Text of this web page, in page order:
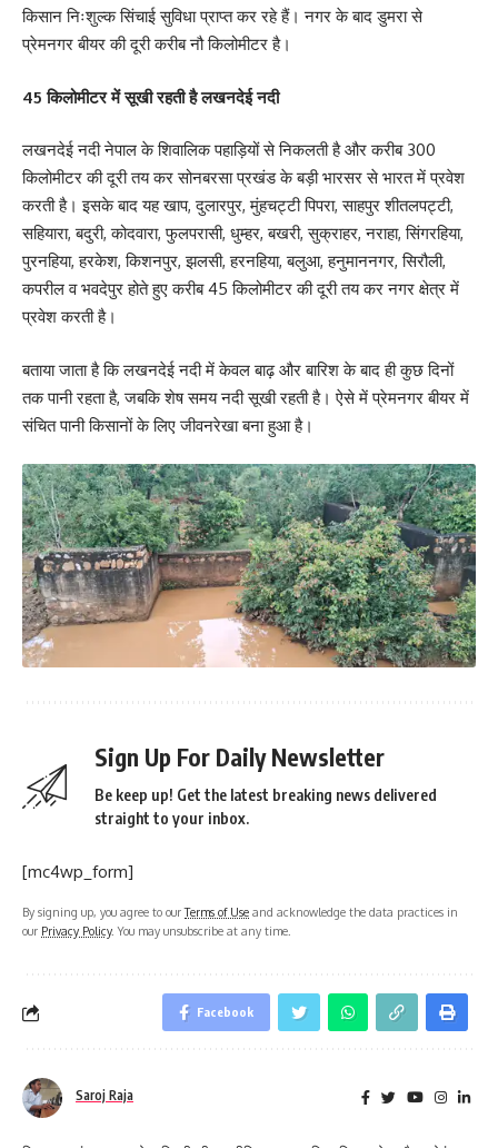
किसान निःशुल्क सिंचाई सुविधा प्राप्त कर रहे हैं। नगर के बाद डुमरा से
प्रेमनगर बीयर की दूरी करीब नौ किलोमीटर है।
45 किलोमीटर में सूखी रहती है लखनदेई नदी
लखनदेई नदी नेपाल के शिवालिक पहाड़ियों से निकलती है और करीब 300
किलोमीटर की दूरी तय कर सोनबरसा प्रखंड के बड़ी भारसर से भारत में प्रवेश
करती है। इसके बाद यह खाप, दुलारपुर, मुंहचट्टी पिपरा, साहपुर शीतलपट्टी,
सहियारा, बदुरी, कोदवारा, फुलपरासी, धुम्हर, बखरी, सुक्राहर, नराहा, सिंगरहिया,
पुरनहिया, हरकेश, किशनपुर, झलसी, हरनहिया, बलुआ, हनुमाननगर, सिरौली,
कपरील व भवदेपुर होते हुए करीब 45 किलोमीटर की दूरी तय कर नगर क्षेत्र में
प्रवेश करती है।
बताया जाता है कि लखनदेई नदी में केवल बाढ़ और बारिश के बाद ही कुछ दिनों
तक पानी रहता है, जबकि शेष समय नदी सूखी रहती है। ऐसे में प्रेमनगर बीयर में
संचित पानी किसानों के लिए जीवनरेखा बना हुआ है।
Sign Up For Daily Newsletter
Be keep up! Get the latest breaking news delivered
straight to your inbox.
[mc4wp_form]
By signing up, you agree to ourTerms of Use and acknowledge the data practices in
our Privacy Policy. You may unsubscribe at any time.
Facebook
Saroj Raja